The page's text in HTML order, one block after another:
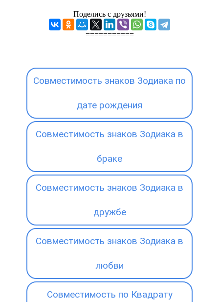
Поделись с друзьями!
===========
Совместимость знаков Зодиака по
дате рождения
Совместимость знаков Зодиака в
браке
Совместимость знаков Зодиака в
дружбе
Совместимость знаков Зодиака в
любви
Совместимость по Квадрату